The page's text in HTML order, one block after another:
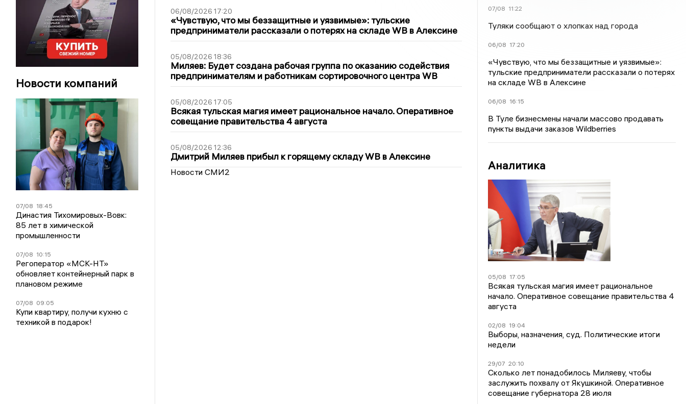
Новости компаний
07/08 18:45
Династия Тихомировых-Вовк:
85 лет в химической
промышленности
07/08 10:15
Регоператор «МСК-НТ»
обновляет контейнерный парк в
плановом режиме
07/08 09:05
Купи квартиру, получи кухню с
техникой в подарок!
06/08/2026 17:20
«Чувствую, что мы беззащитные и уязвимые»: тульские
предприниматели рассказали о потерях на складе WB в Алексине
05/08/2026 18:36
Миляев: Будет создана рабочая группа по оказанию содействия
предпринимателям и работникам сортировочного центра WB
05/08/2026 17:05
Всякая тульская магия имеет рациональное начало. Оперативное
совещание правительства 4 августа
05/08/2026 12:36
Дмитрий Миляев прибыл к горящему складу WB в Алексине
Новости СМИ2
07/08 11:22
Туляки сообщают о хлопках над города
06/08 17:20
«Чувствую, что мы беззащитные и уязвимые»:
тульские предприниматели рассказали о потерях
на складе WB в Алексине
06/08 16:15
В Туле бизнесмены начали массово продавать
пункты выдачи заказов Wildberries
Аналитика
05/08 17:05
Всякая тульская магия имеет рациональное
начало. Оперативное совещание правительства 4
августа
02/08 19:04
Выборы, назначения, суд. Политические итоги
недели
29/07 20:10
Сколько лет понадобилось Миляеву, чтобы
заслужить похвалу от Якушкиной. Оперативное
совещание губернатора 28 июля